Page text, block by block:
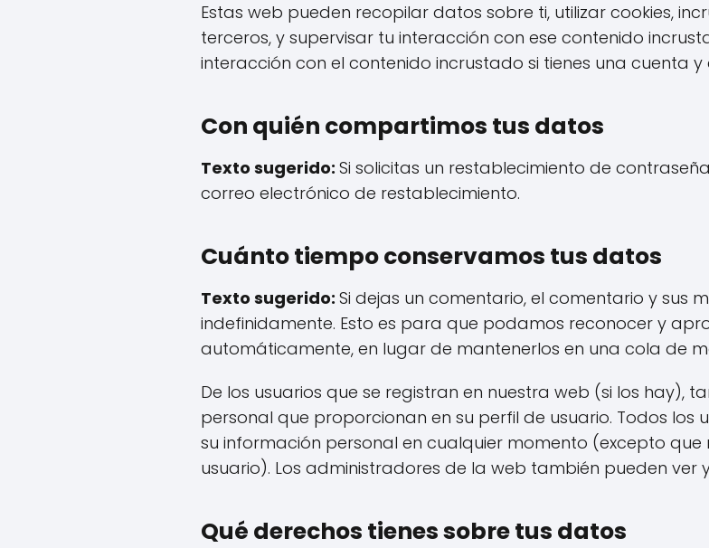
Estas web pueden recopilar datos sobre ti, utilizar cookies,
terceros, y supervisar tu interacción con ese contenido
interacción con el contenido incrustado si tienes una cuenta
Con quién compartimos tus datos
Texto sugerido: Si solicitas un restablecimiento de
correo electrónico de restablecimiento.
Cuánto tiempo conservamos tus datos
Texto sugerido: Si dejas un comentario, el comentario y sus
indefinidamente. Esto es para que podamos reconocer y
automáticamente, en lugar de mantenerlos en una cola de
De los usuarios que se registran en nuestra web (si los hay),
personal que proporcionan en su perfil de usuario. Todos los
su información personal en cualquier momento (excepto
usuario). Los administradores de la web también pueden ver
Qué derechos tienes sobre tus datos